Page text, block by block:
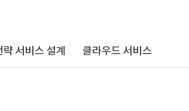
략 서비스 설계 클라우드 서비스